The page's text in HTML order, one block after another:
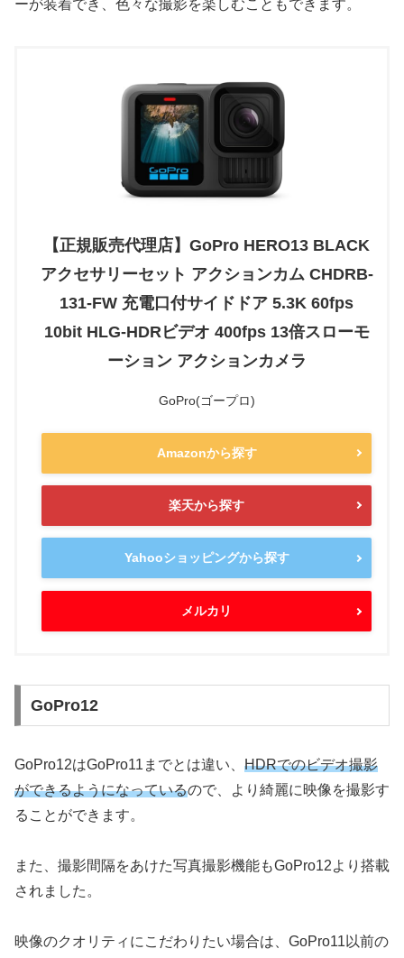
ーが装着でき、色々な撮影を楽しむこともできます。
【正規販売代理店】GoPro HERO13 BLACK
アクセサリーセット アクションカム CHDRB-
131-FW 充電口付サイドドア 5.3K 60fps
10bit HLG-HDRビデオ 400fps 13倍スローモ
ーション アクションカメラ
GoPro(ゴープロ)
Amazonから探す
楽天から探す
Yahooショッピングから探す
メルカリ
GoPro12
GoPro12はGoPro11までとは違い、 HDRでのビデオ撮影
ができるようになっているので、より綺麗に映像を撮影す
ることができます。
また、撮影間隔をあけた写真撮影機能もGoPro12より搭載
されました。
映像のクオリティにこだわりたい場合は、GoPro11以前の